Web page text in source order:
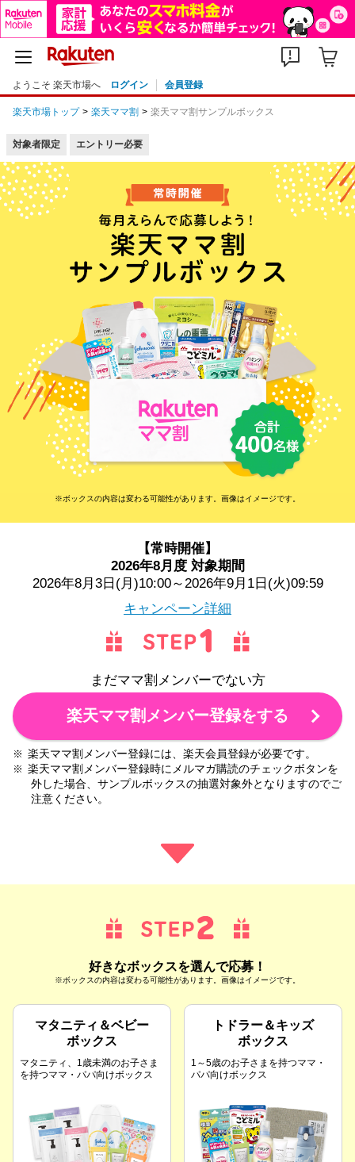
ようこそ 楽天市場へ ログイン 会員登録
楽天市場トップ 楽天ママ割 楽天ママ割サンプルボックス
対象者限定 エントリー必要
※ボックスの内容は変わる可能性があります。画像はイメージです。
【常時開催】
2026年8月度 対象期間
2026年8月3日(月)10:00～2026年9月1日(火)09:59
キャンペーン詳細
まだママ割メンバーでない方
楽天ママ割メンバー登録をする
※ 楽天ママ割メンバー登録には、楽天会員登録が必要です。
※ 楽天ママ割メンバー登録時にメルマガ購読のチェックボタンを
外した場合、サンプルボックスの抽選対象外となりますのでご
注意ください。
好きなボックスを選んで応募！
※ボックスの内容は変わる可能性があります。画像はイメージです。
マタニティ＆ベビー
ボックス
マタニティ、1歳未満のお子さま
を持つママ・パパ向けボックス
トドラー＆キッズ
ボックス
1～5歳のお子さまを持つママ・
パパ向けボックス